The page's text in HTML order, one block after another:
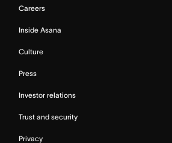
Careers
Inside Asana
Culture
Press
Investor relations
Trust and security
Privacy